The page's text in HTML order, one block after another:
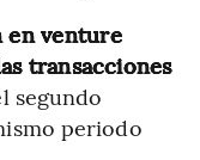
en venture
transacciones
segundo
periodo